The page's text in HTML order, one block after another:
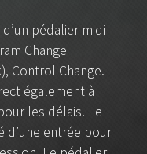
pédalier midi
Change
Control Change.
également à
les délais. Le
d’une entrée pour